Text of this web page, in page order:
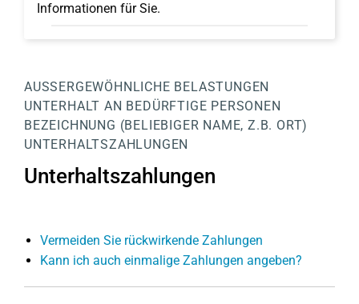
Informationen für Sie.
AUSSERGEWÖHNLICHE BELASTUNGEN
UNTERHALT AN BEDÜRFTIGE PERSONEN
BEZEICHNUNG (BELIEBIGER NAME, Z.B. ORT)
UNTERHALTSZAHLUNGEN
Unterhaltszahlungen
Vermeiden Sie rückwirkende Zahlungen
Kann ich auch einmalige Zahlungen angeben?